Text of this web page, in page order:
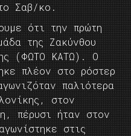
Σαβ/κο.
ότι την πρώτη
της Ζακύνθου
(ΦΩΤΟ ΚΑΤΩ). Ο
πλέον στο ρόστερ
παλιότερα
στον
πέρυσι ήταν στον
στις